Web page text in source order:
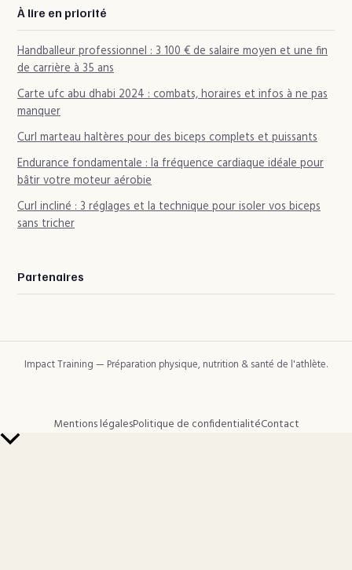
À lire en priorité
Handballeur professionnel : 3 100 € de salaire moyen et une fin
de carrière à 35 ans
Carte ufc abu dhabi 2024 : combats, horaires et infos à ne pas
manquer
Curl marteau haltères pour des biceps complets et puissants
Endurance fondamentale : la fréquence cardiaque idéale pour
bâtir votre moteur aérobie
Curl incliné : 3 réglages et la technique pour isoler vos biceps
sans tricher
Partenaires
Impact Training — Préparation physique, nutrition & santé de l'athlète.
Mentions légalesPolitique de confidentialitéContact